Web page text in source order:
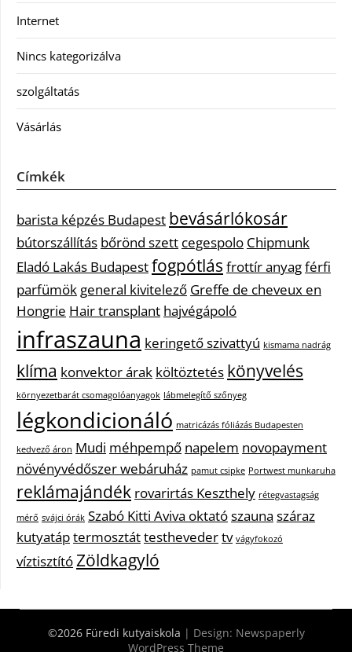
Internet
Nincs kategorizálva
szolgáltatás
Vásárlás
Címkék
barista képzés Budapest bevásárlókosár
bútorszállítás bőrönd szett cegespolo Chipmunk
Eladó Lakás Budapestfogpótlás frottír anyagférfi
parfümök general kivitelező Greffe de cheveux en
Hongrie Hair transplant hajvégápoló
infraszauna keringető szivattyú kismama nadrág
klíma konvektor árak költöztetés könyvelés
környezetbarát csomagolóanyagok lábmelegítő szőnyeg
légkondicionáló matricázás fóliázás Budapesten
kedvező áron Mudi méhpempő napelem novopayment
növényvédőszer webáruház pamut csipke Portwest munkaruha
reklámajándék rovarirtás Keszthely rétegvastagság
mérő svájci órák Szabó Kitti Aviva oktatószauna száraz
kutyatáptermosztáttesthevedertv vágyfokozó
víztisztítóZöldkagyló
©2026 Füredi kutyaiskola | Design: Newspaperly
WordPress Theme